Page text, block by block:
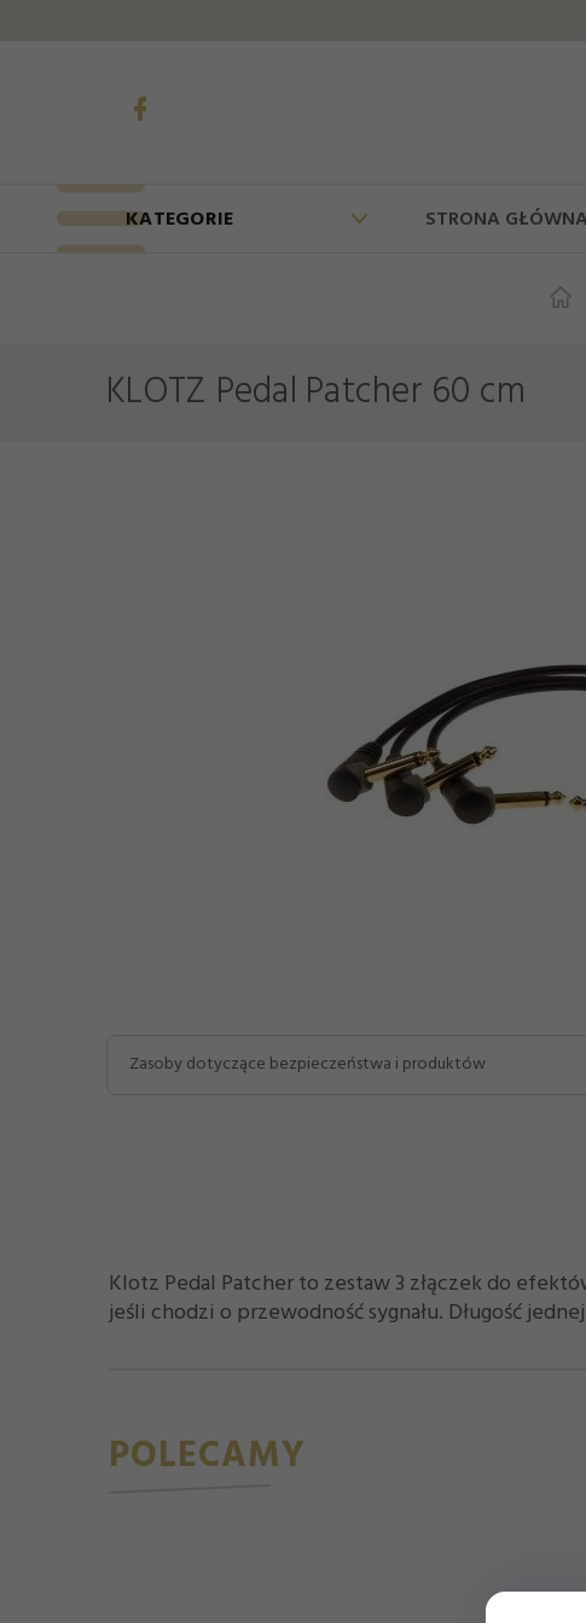
KATEGORIE STRONA GŁÓWNA
KLOTZ Pedal Patcher 60 cm
Zasoby dotyczące bezpieczeństwa i produktów
Klotz Pedal Patcher to zestaw 3 złączek do
jeśli chodzi o przewodność sygnału. Długość
POLECAMY